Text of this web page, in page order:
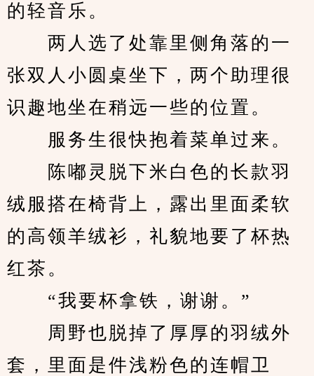
的轻音乐。
两人选了处靠里侧角落的一
张双人小圆桌坐下，两个助理很
识趣地坐在稍远一些的位置。
服务生很快抱着菜单过来。
陈嘟灵脱下米白色的长款羽
绒服搭在椅背上，露出里面柔软
的高领羊绒衫，礼貌地要了杯热
红茶。
“我要杯拿铁，谢谢。”
周野也脱掉了厚厚的羽绒外
套，里面是件浅粉色的连帽卫